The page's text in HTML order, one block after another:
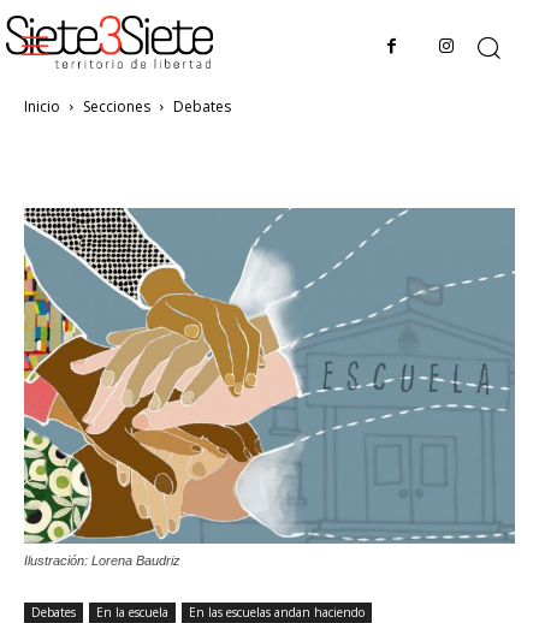
Inicio Secciones Debates
Ilustración: Lorena Baudriz
Debates En la escuela En las escuelas andan haciendo